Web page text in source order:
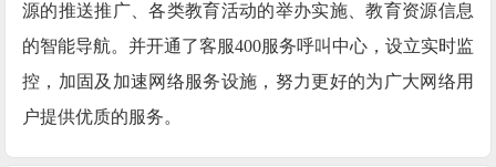
源的推送推广、各类教育活动的举办实施、教育资源信息
的智能导航。并开通了客服400服务呼叫中心，设立实时监
控，加固及加速网络服务设施，努力更好的为广大网络用
户提供优质的服务。